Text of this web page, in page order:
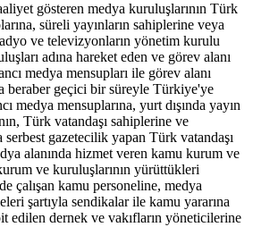
gösteren medya kuruluşlarının Türk
süreli yayınların sahiplerine veya
ve televizyonların yönetim kurulu
adına hareket eden ve görev alanı
medya mensupları ile görev alanı
beraber geçici bir süreyle Türkiye'ye
medya mensuplarına, yurt dışında yayın
Türk vatandaşı sahiplerine ve
serbest gazetecilik yapan Türk vatandaşı
alanında hizmet veren kamu kurum ve
ve kuruluşlarının yürüttükleri
çalışan kamu personeline, medya
şartıyla sendikalar ile kamu yararına
edilen dernek ve vakıfların yöneticilerine